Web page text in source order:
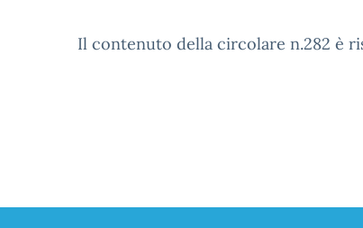
Il contenuto della circolare n.282 è